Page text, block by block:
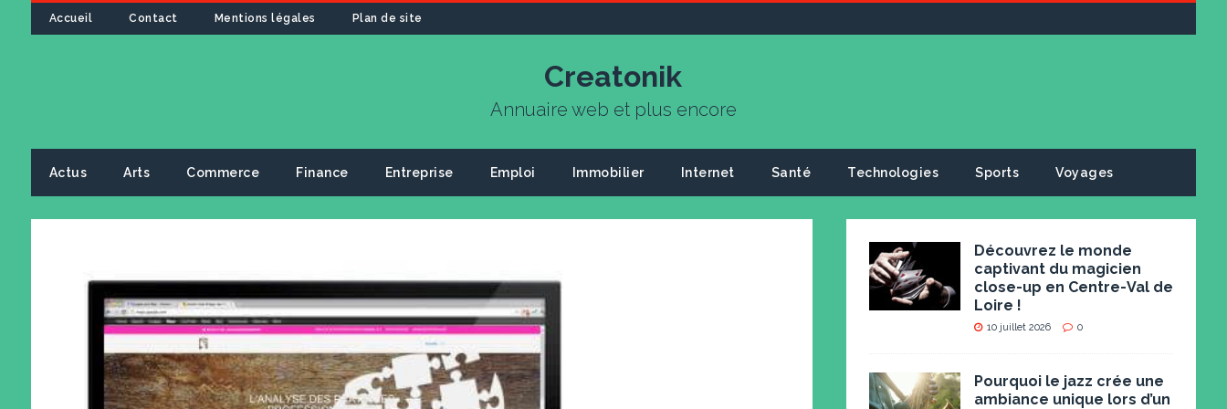
Accueil Contact Mentions légales Plan de site
Creatonik
Annuaire web et plus encore
Actus Arts Commerce Finance Entreprise Emploi Immobilier Internet Santé Technologies Sports Voyages
Découvrez le monde
captivant du magicien
close-up en Centre-Val de
Loire !
10 juillet 2026 0
Pourquoi le jazz crée une
ambiance unique lors d’un